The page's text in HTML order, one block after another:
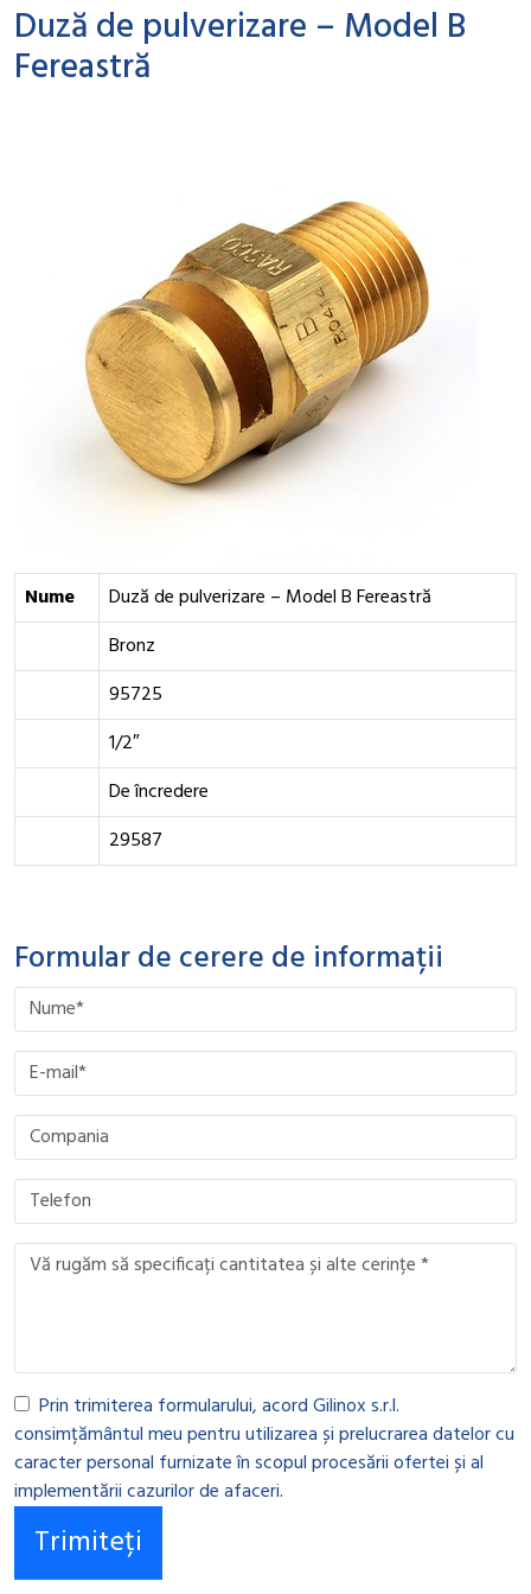
Duză de pulverizare – Model B
Fereastră
Nume
Duză de pulverizare – Model B Fereastră
Bronz
95725
1/2″
De încredere
29587
Formular de cerere de informații
Please leave this field empty.
Please leave this field empty.
Please leave this field empty.
Please leave this field empty.
Prin trimiterea formularului, acord Gilinox s.r.l.
consimțământul meu pentru utilizarea și prelucrarea datelor cu
caracter personal furnizate în scopul procesării ofertei și al
implementării cazurilor de afaceri.